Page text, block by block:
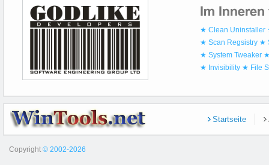
★ Clean Uninstaller
★ Scan Regsistry ★
★ System Tweaker
★ Invisibility ★ File
Startseite
Copyright © 2002-2026